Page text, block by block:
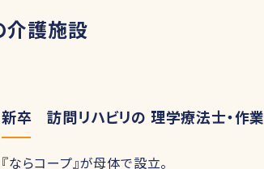
介護施設
新卒 訪問リハビリの 理学療法士・作
『ならコープ』が母体で設立。